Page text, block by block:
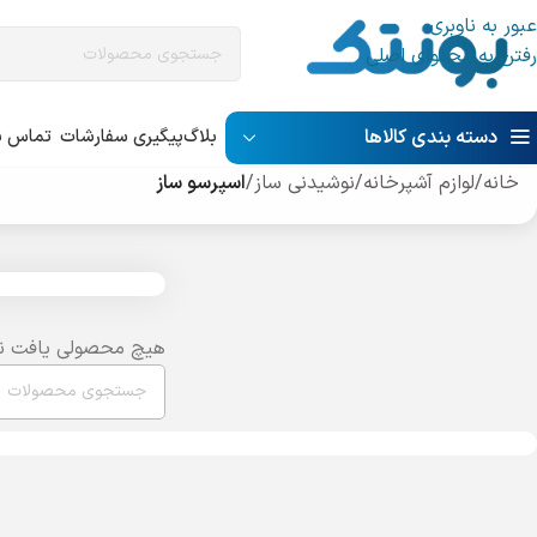
عبور به ناوبری
رفتن به محتوای اصلی
دسته بندی کالاها بلاگپیگیری سفارشات تماس
خانه/لوازم آشپرخانه/نوشیدنی ساز/اسپرسو ساز
هیچ محصولی یافت